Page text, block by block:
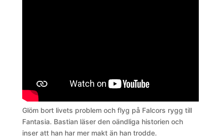
Glöm bort livets problem och flyg på Falcors rygg till
Fantasia. Bastian läser den oändliga historien och
inser att han har mer makt än han trodde.